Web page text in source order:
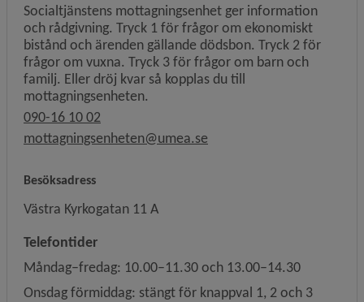
Socialtjänstens mottagningsenhet ger information
och rådgivning. Tryck 1 för frågor om ekonomiskt
bistånd och ärenden gällande dödsbon. Tryck 2 för
frågor om vuxna. Tryck 3 för frågor om barn och
familj. Eller dröj kvar så kopplas du till
mottagningsenheten.
090-16 10 02
mottagningsenheten@umea.se
Besöksadress
Västra Kyrkogatan 11 A
Telefontider
Måndag–fredag: 10.00–11.30 och 13.00–14.30
Onsdag förmiddag: stängt för knappval 1, 2 och 3